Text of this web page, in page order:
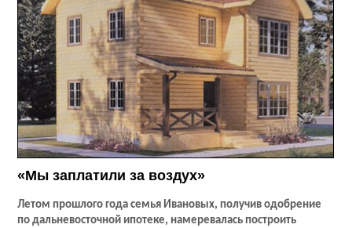
«Мы заплатили за воздух»
Летом прошлого года семья Ивановых, получив одобрение
по дальневосточной ипотеке, намеревалась построить